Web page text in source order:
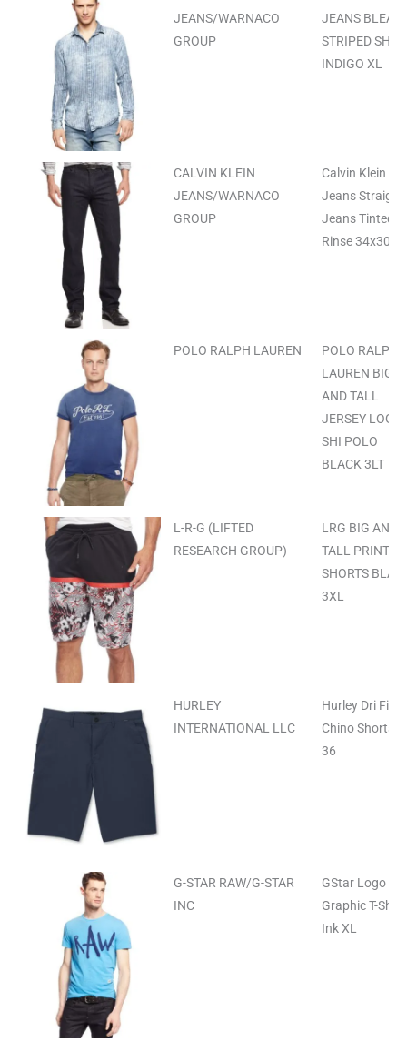
JEANS/WARNACO
GROUP
JEANS
STRIPED
INDIGO XL
CALVIN KLEIN
JEANS/WARNACO
GROUP
Calvin Klein
Jeans Straight
Jeans Tinted
Rinse 34x30
POLO RALPH LAUREN
POLO RALPH
LAUREN BIG
AND TALL
JERSEY LOGO
SHI POLO
BLACK 3LT
L-R-G (LIFTED
RESEARCH GROUP)
LRG BIG AND
TALL PRINTED
SHORTS
3XL
HURLEY
INTERNATIONAL LLC
Hurley Dri Fit
Chino Shorts
36
G-STAR RAW/G-STAR
INC
GStar Logo
Graphic T-Shirt
Ink XL